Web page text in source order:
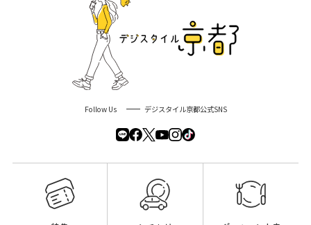
Follow Us デジスタイル京都公式SNS